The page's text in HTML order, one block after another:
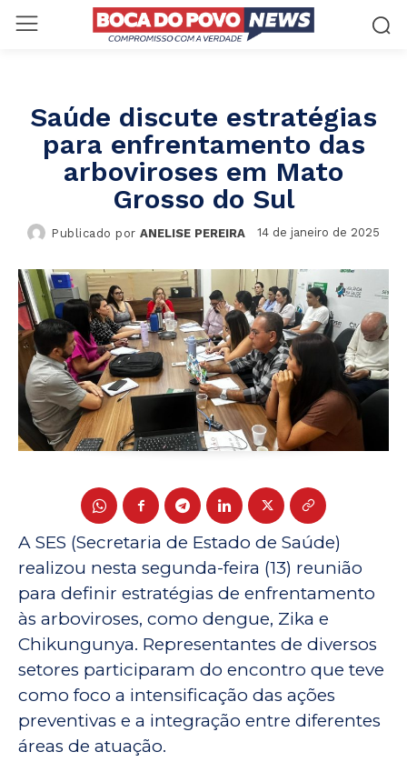
Saúde discute estratégias
para enfrentamento das
arboviroses em Mato
Grosso do Sul
Publicado por ANELISE PEREIRA 14 de janeiro de 2025
A SES (Secretaria de Estado de Saúde)
realizou nesta segunda-feira (13) reunião
para definir estratégias de enfrentamento
às arboviroses, como dengue, Zika e
Chikungunya. Representantes de diversos
setores participaram do encontro que teve
como foco a intensificação das ações
preventivas e a integração entre diferentes
áreas de atuação.